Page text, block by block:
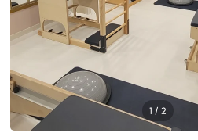
1 / 2